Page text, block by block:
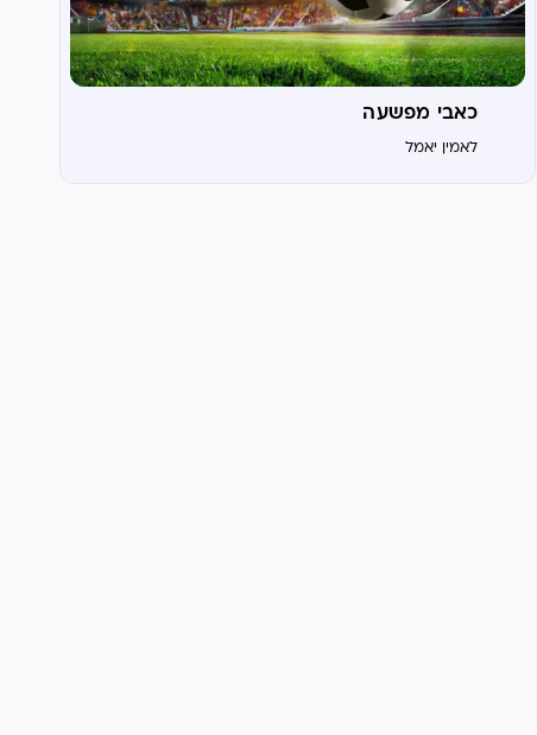
כאבי מפשעה
לאמין יאמל